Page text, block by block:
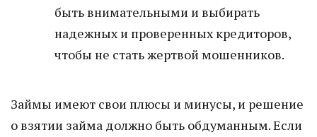
быть внимательными и выбирать
надежных и проверенных кредиторов,
чтобы не стать жертвой мошенников.
Займы имеют свои плюсы и минусы, и решение
о взятии займа должно быть обдуманным. Если